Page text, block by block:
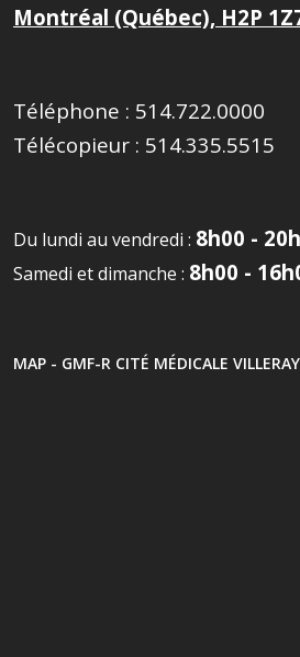
Montréal (Québec), H2P
Téléphone : 514.722.0000
Télécopieur : 514.335.5515
Du lundi au vendredi : 8h00 -
Samedi et dimanche : 8h00 -
MAP - GMF-R CITÉ MÉDICALE VILLERAY